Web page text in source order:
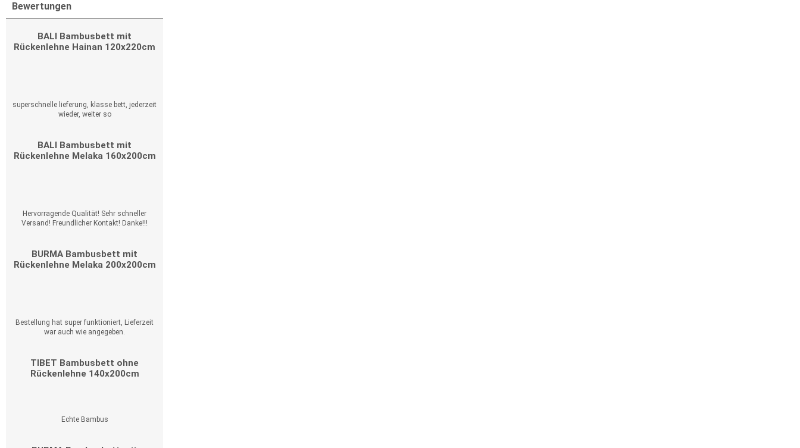
Bewertungen
BALI Bambusbett mit
Rückenlehne Hainan 120x220cm
superschnelle lieferung, klasse bett, jederzeit
wieder, weiter so
BALI Bambusbett mit
Rückenlehne Melaka 160x200cm
Hervorragende Qualität! Sehr schneller
Versand! Freundlicher Kontakt! Danke!!!
BURMA Bambusbett mit
Rückenlehne Melaka 200x200cm
Bestellung hat super funktioniert, Lieferzeit
war auch wie angegeben.
TIBET Bambusbett ohne
Rückenlehne 140x200cm
Echte Bambus